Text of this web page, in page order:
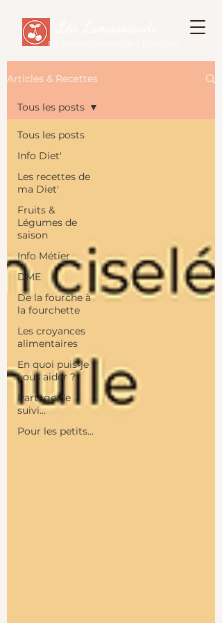
La diététicienne des familles
Articles & Recettes
Tous les posts
Info Diet'
Les recettes de
ma Diet'
Fruits &
Légumes de
saison
Info Métier
DME
De la fourche à
la fourchette
Les croyances
alimentaires
En quoi puis-je
vous aider ?
Partage de
suivi...
Pour les petits...
Tous les posts